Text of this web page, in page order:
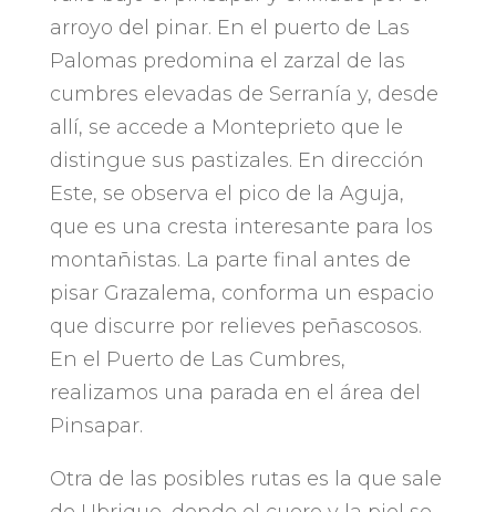
arroyo del pinar. En el puerto de Las
Palomas predomina el zarzal de las
cumbres elevadas de Serranía y, desde
allí, se accede a Monteprieto que le
distingue sus pastizales. En dirección
Este, se observa el pico de la Aguja,
que es una cresta interesante para los
montañistas. La parte final antes de
pisar Grazalema, conforma un espacio
que discurre por relieves peñascosos.
En el Puerto de Las Cumbres,
realizamos una parada en el área del
Pinsapar.
Otra de las posibles rutas es la que sale